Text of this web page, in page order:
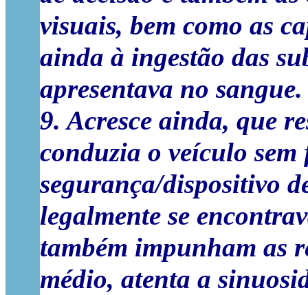
visuais, bem como as
ainda à ingestão das
apresentava no sangue.
9. Acresce ainda, que
conduzia o veículo
segurança/dispositivo
legalmente se
também impunham as
médio, atenta a